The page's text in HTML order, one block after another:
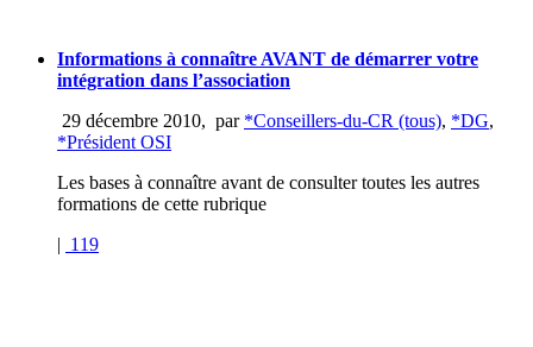
Informations à connaître AVANT de démarrer votre
intégration dans l’association
29 décembre 2010, par *Conseillers-du-CR (tous), *DG,
*Président OSI
Les bases à connaître avant de consulter toutes les autres
formations de cette rubrique
| 119